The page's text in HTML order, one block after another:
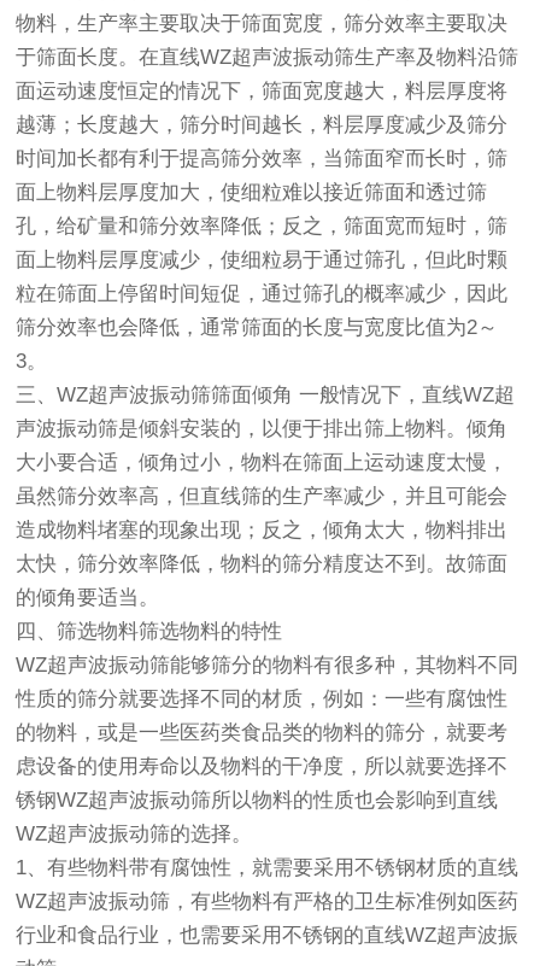
物料，生产率主要取决于筛面宽度，筛分效率主要取决
于筛面长度。在直线WZ超声波振动筛生产率及物料沿筛
面运动速度恒定的情况下，筛面宽度越大，料层厚度将
越薄；长度越大，筛分时间越长，料层厚度减少及筛分
时间加长都有利于提高筛分效率，当筛面窄而长时，筛
面上物料层厚度加大，使细粒难以接近筛面和透过筛
孔，给矿量和筛分效率降低；反之，筛面宽而短时，筛
面上物料层厚度减少，使细粒易于通过筛孔，但此时颗
粒在筛面上停留时间短促，通过筛孔的概率减少，因此
筛分效率也会降低，通常筛面的长度与宽度比值为2～
3。
三、WZ超声波振动筛筛面倾角 一般情况下，直线WZ超
声波振动筛是倾斜安装的，以便于排出筛上物料。倾角
大小要合适，倾角过小，物料在筛面上运动速度太慢，
虽然筛分效率高，但直线筛的生产率减少，并且可能会
造成物料堵塞的现象出现；反之，倾角太大，物料排出
太快，筛分效率降低，物料的筛分精度达不到。故筛面
的倾角要适当。
四、筛选物料筛选物料的特性
WZ超声波振动筛能够筛分的物料有很多种，其物料不同
性质的筛分就要选择不同的材质，例如：一些有腐蚀性
的物料，或是一些医药类食品类的物料的筛分，就要考
虑设备的使用寿命以及物料的干净度，所以就要选择不
锈钢WZ超声波振动筛所以物料的性质也会影响到直线
WZ超声波振动筛的选择。
1、有些物料带有腐蚀性，就需要采用不锈钢材质的直线
WZ超声波振动筛，有些物料有严格的卫生标准例如医药
行业和食品行业，也需要采用不锈钢的直线WZ超声波振